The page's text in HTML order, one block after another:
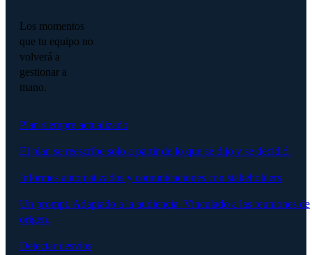
Los momentos
que tu equipo no
volverá a
gestionar a
mano.
Plan siempre actualizado
El plan se reescribe solo a partir de lo que se dijo y se decidió.
Informes automatizados y comunicaciones con stakeholders
Un prompt. Adaptado a la audiencia. Vinculado a las reuniones de
origen.
Detectar desvíos